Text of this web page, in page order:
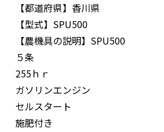
【都道府県】 香川県
【型式】 SPU500
【農機具の説明】 SPU500
５条
255ｈｒ
ガソリンエンジン
セルスタート
施肥付き